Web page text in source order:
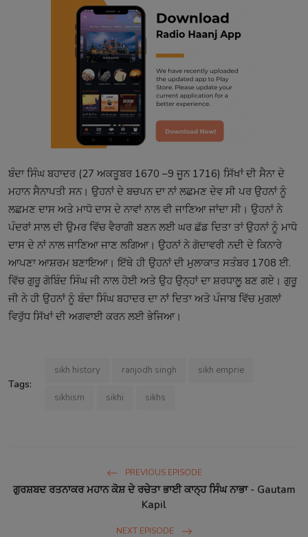
ਬੰਦਾ ਸਿੰਘ ਬਹਾਦਰ (27 ਅਕਤੂਬਰ 1670 –9 ਜੂਨ 1716) ਸਿੱਖਾਂ ਦੀ ਸੈਨਾ ਦੇ
ਮਹਾਨ ਸੈਨਾਪਤੀ ਸਨ। ਉਹਨਾਂ ਦੇ ਬਚਪਨ ਦਾ ਨਾਂ ਲਛਮਣ ਦੇਵ ਸੀ ਪਰ ਉਹਨਾਂ ਨੂੰ
ਲਛਮਣ ਦਾਸ ਅਤੇ ਮਾਧੋ ਦਾਸ ਦੇ ਨਾਵਾਂ ਨਾਲ ਵੀ ਜਾਣਿਆ ਜਾਂਦਾ ਸੀ। ਉਹਨਾਂ ਨੇ
ਪੰਦਰਾਂ ਸਾਲ ਦੀ ਉਮਰ ਵਿੱਚ ਵੈਰਾਗੀ ਬਣਨ ਲਈ ਘਰ ਛੱਡ ਦਿਤਾ ਤਾਂ ਉਹਨਾਂ ਨੂੰ ਮਾਧੋ
ਦਾਸ ਦੇ ਨਾਂ ਨਾਲ ਜਾਣਿਆ ਜਾਣ ਲਗਿਆ। ਉਹਨਾਂ ਨੇ ਗੋਦਾਵਰੀ ਨਦੀ ਦੇ ਕਿਨਾਰੇ
ਆਪਣਾ ਆਸ਼ਰਮ ਬਣਾਇਆ। ਇੱਥੇ ਹੀ ਉਹਨਾਂ ਦੀ ਮੁਲਾਕਾਤ ਸਤੰਬਰ 1708 ਈ.
ਵਿੱਚ ਗੁਰੂ ਗੋਬਿੰਦ ਸਿੰਘ ਜੀ ਨਾਲ ਹੋਈ ਅਤੇ ਉਹ ਉਨ੍ਹਾਂ ਦਾ ਸ਼ਰਧਾਲੂ ਬਣ ਗਏ। ਗੁਰੂ
ਜੀ ਨੇ ਹੀ ਉਹਨਾਂ ਨੂੰ ਬੰਦਾ ਸਿੰਘ ਬਹਾਦਰ ਦਾ ਨਾਂ ਦਿਤਾ ਅਤੇ ਪੰਜਾਬ ਵਿੱਚ ਮੁਗਲਾਂ
ਵਿਰੁੱਧ ਸਿੱਖਾਂ ਦੀ ਅਗਵਾਈ ਕਰਨ ਲਈ ਭੇਜਿਆ।
Tags:
sikh history ranjodh singh sikh emprie
sikhism sikhi sikhs
PREVIOUS EPISODE
ਗੁਰਸ਼ਬਦ ਰਤਨਾਕਰ ਮਹਾਨ ਕੋਸ਼ ਦੇ ਰਚੇਤਾ ਭਾਈ ਕਾਨ੍ਹ ਸਿੰਘ ਨਾਭਾ - Gautam
Kapil
NEXT EPISODE